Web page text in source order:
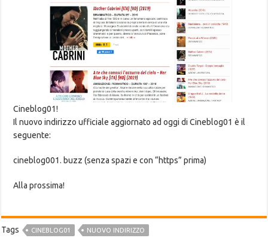
Cineblog01!
Il nuovo indirizzo ufficiale aggiornato ad oggi di Cineblog01 è il
seguente:
cineblog001. buzz (senza spazi e con “https” prima)
Alla prossima!
Tags CINEBLOG01 NUOVO INDIRIZZO